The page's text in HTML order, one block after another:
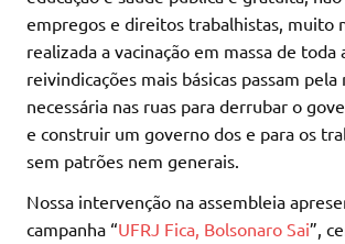
empregos e direitos trabalhistas, muito
realizada a vacinação em massa de toda
reivindicações mais básicas passam
necessária nas ruas para derrubar o
e construir um governo dos e para os
sem patrões nem generais.
Nossa intervenção na assembleia
campanha “UFRJ Fica, Bolsonaro Sai”,